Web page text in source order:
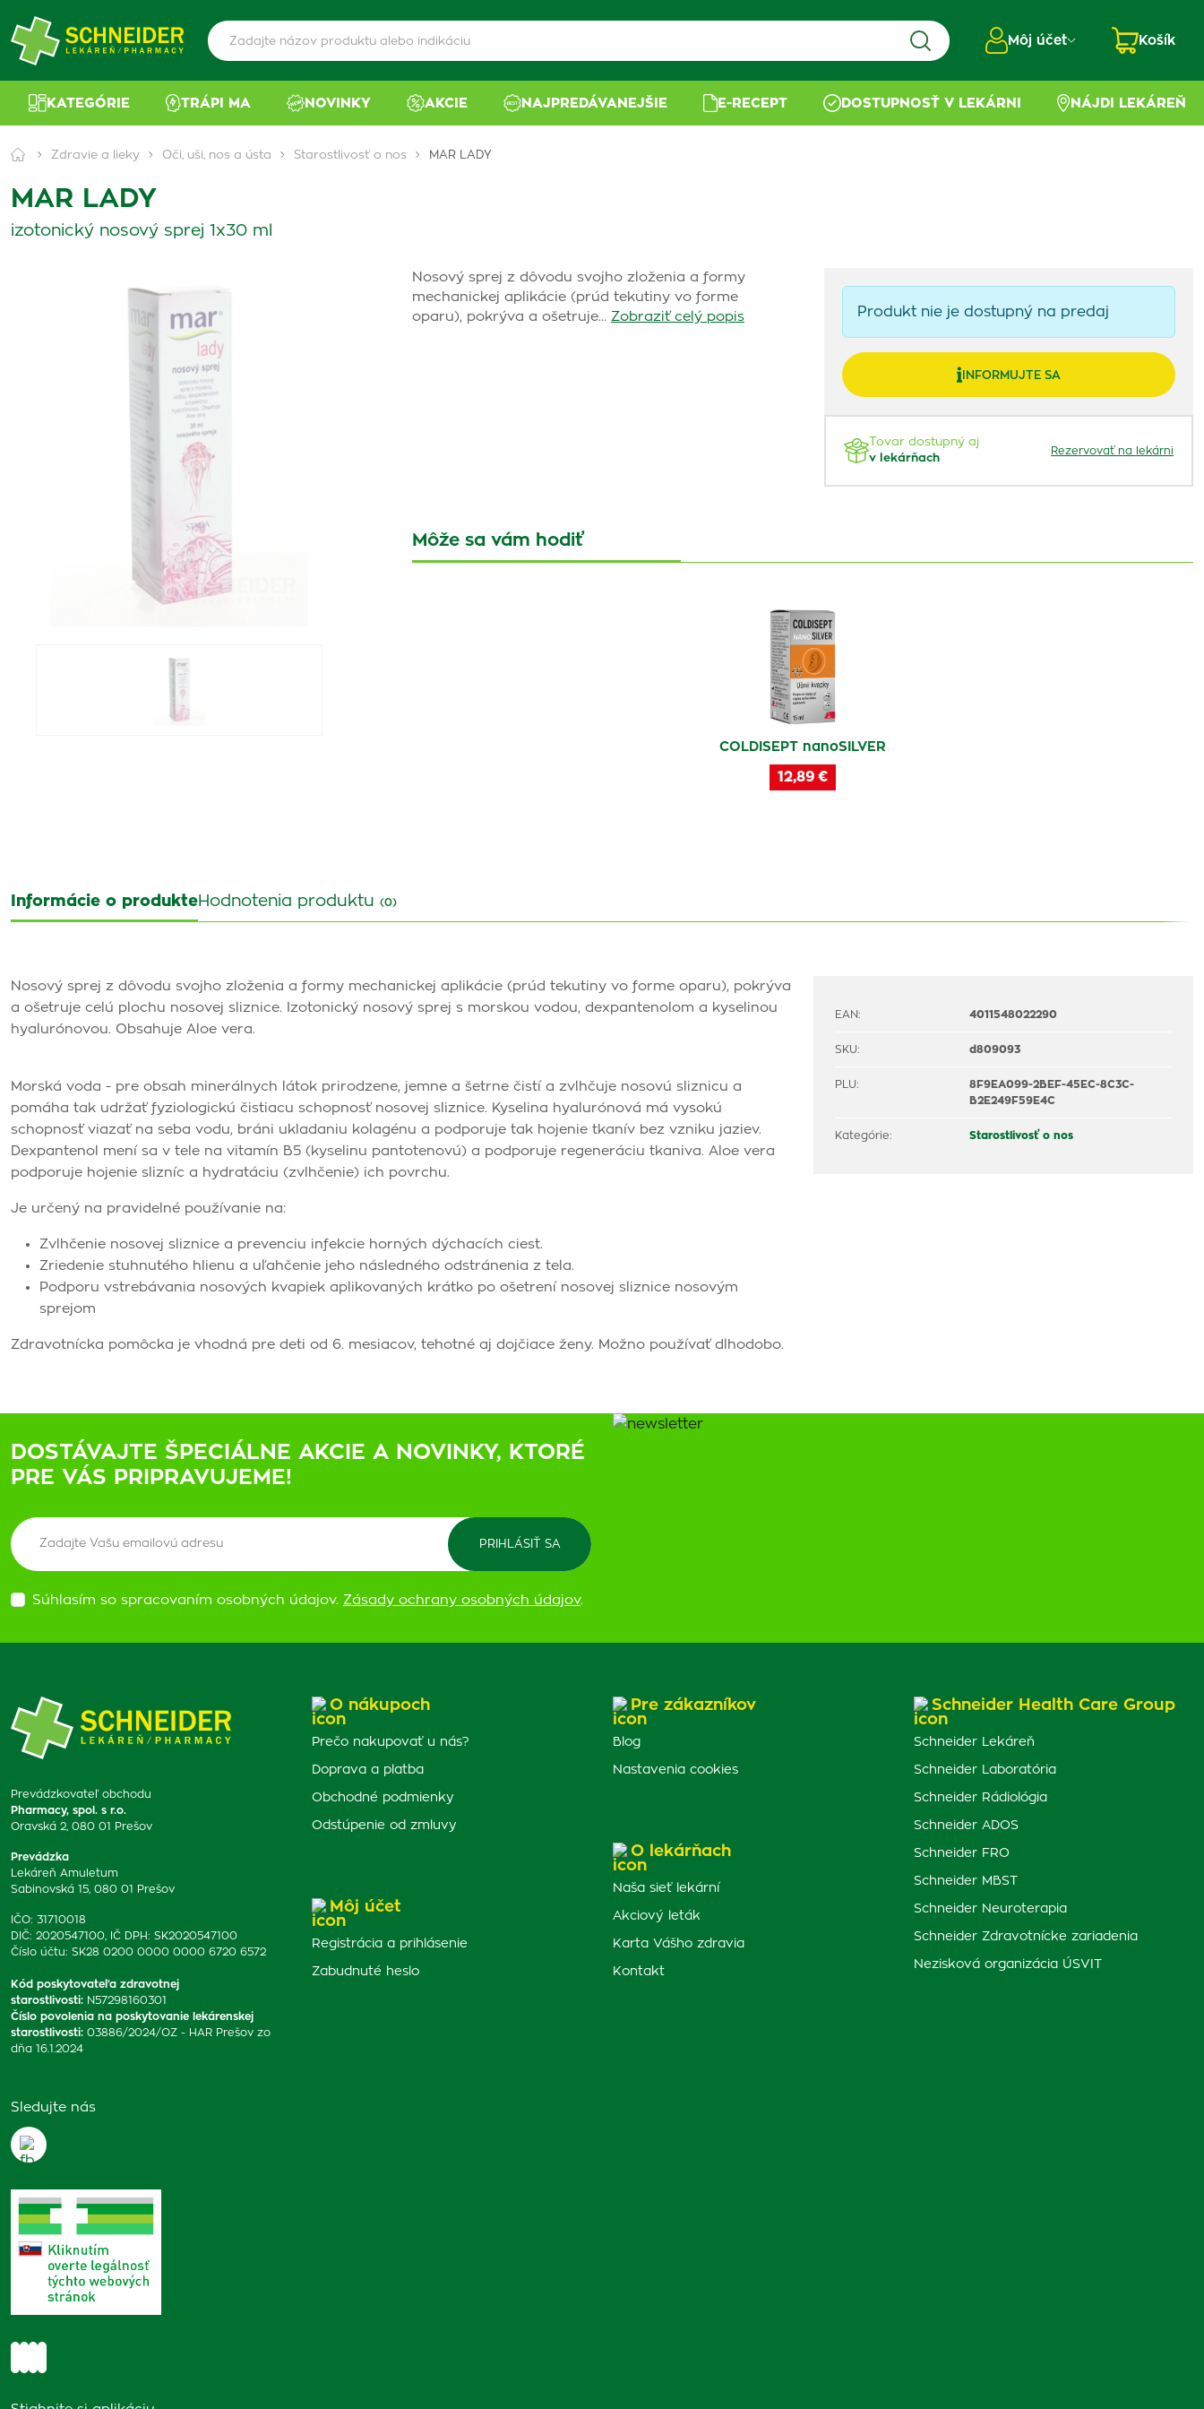
Môj účet Košík
KATEGÓRIE TRÁPI MA NOVINKY AKCIE NAJPREDÁVANEJŠIE E-RECEPT DOSTUPNOSŤ V LEKÁRNI NÁJDI LEKÁREŇ
Zdravie a lieky Oči, uši, nos a ústa Starostlivosť o nos MAR LADY
MAR LADY
izotonický nosový sprej 1x30 ml
Nosový sprej z dôvodu svojho zloženia a formy
mechanickej aplikácie (prúd tekutiny vo forme
oparu), pokrýva a ošetruje… Zobraziť celý popis Produkt nie je dostupný na predaj
INFORMUJTE SA
Tovar dostupný aj
v lekárňach
Rezervovať na lekárni
Môže sa vám hodiť
COLDISEPT nanoSILVER
12,89 €
Informácie o produkteHodnotenia produktu (0)
Nosový sprej z dôvodu svojho zloženia a formy mechanickej aplikácie (prúd tekutiny vo forme oparu), pokrýva
a ošetruje celú plochu nosovej sliznice. Izotonický nosový sprej s morskou vodou, dexpantenolom a kyselinou
hyalurónovou. Obsahuje Aloe vera.
Morská voda - pre obsah minerálnych látok prirodzene, jemne a šetrne čistí a zvlhčuje nosovú sliznicu a
pomáha tak udržať fyziologickú čistiacu schopnosť nosovej sliznice. Kyselina hyalurónová má vysokú
schopnosť viazať na seba vodu, bráni ukladaniu kolagénu a podporuje tak hojenie tkanív bez vzniku jaziev.
Dexpantenol mení sa v tele na vitamín B5 (kyselinu pantotenovú) a podporuje regeneráciu tkaniva. Aloe vera
podporuje hojenie slizníc a hydratáciu (zvlhčenie) ich povrchu.
Je určený na pravidelné používanie na:
Zvlhčenie nosovej sliznice a prevenciu infekcie horných dýchacích ciest.
Zriedenie stuhnutého hlienu a uľahčenie jeho následného odstránenia z tela.
Podporu vstrebávania nosových kvapiek aplikovaných krátko po ošetrení nosovej sliznice nosovým
sprejom
Zdravotnícka pomôcka je vhodná pre deti od 6. mesiacov, tehotné aj dojčiace ženy. Možno používať dlhodobo.
EAN: 4011548022290
SKU: d809093
PLU:
8F9EA099-2BEF-45EC-8C3C-
B2E249F59E4C
Kategórie: Starostlivosť o nos
DOSTÁVAJTE ŠPECIÁLNE AKCIE A NOVINKY, KTORÉ
PRE VÁS PRIPRAVUJEME!
Súhlasím so spracovaním osobných údajov. Zásady ochrany osobných údajov.
Prevádzkovateľ obchodu
Pharmacy, spol. s r.o.
Oravská 2, 080 01 Prešov
Prevádzka
Lekáreň Amuletum
Sabinovská 15, 080 01 Prešov
IČO: 31710018
DIČ: 2020547100, IČ DPH: SK2020547100
Číslo účtu: SK28 0200 0000 0000 6720 6572
Kód poskytovateľa zdravotnej
starostlivosti: N57298160301
Číslo povolenia na poskytovanie lekárenskej
starostlivosti: 03886/2024/OZ - HAR Prešov zo
dňa 16.1.2024
Sledujte nás
O nákupoch
Prečo nakupovať u nás?
Doprava a platba
Obchodné podmienky
Odstúpenie od zmluvy
Môj účet
Registrácia a prihlásenie
Zabudnuté heslo
Pre zákazníkov
Blog
Nastavenia cookies
O lekárňach
Naša sieť lekární
Akciový leták
Karta Vášho zdravia
Kontakt
Schneider Health Care Group
Schneider Lekáreň
Schneider Laboratória
Schneider Rádiológia
Schneider ADOS
Schneider FRO
Schneider MBST
Schneider Neuroterapia
Schneider Zdravotnícke zariadenia
Nezisková organizácia ÚSVIT